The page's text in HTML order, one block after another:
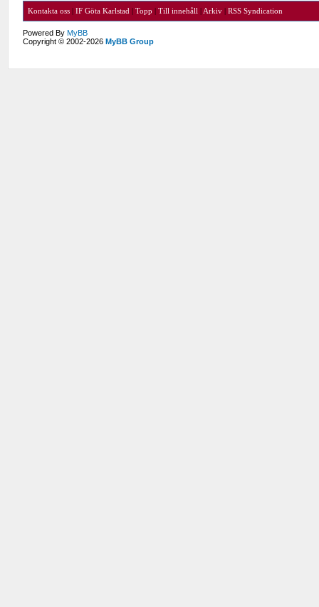
Kontakta oss |IF Göta Karlstad |Topp |Till innehåll | Arkiv |RSS Syndication
Powered ByMyBB
Copyright © 2002-2026MyBB Group